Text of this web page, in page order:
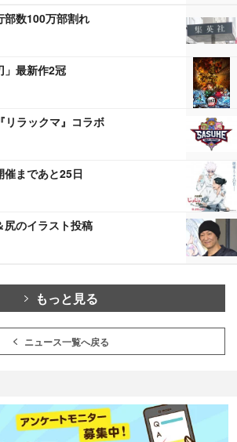
部数100万部割れ
」最新作2冠
リラックマ』コラボ
まであと25日
尻のイラスト投稿
もっと見る
ニュース一覧へ戻る